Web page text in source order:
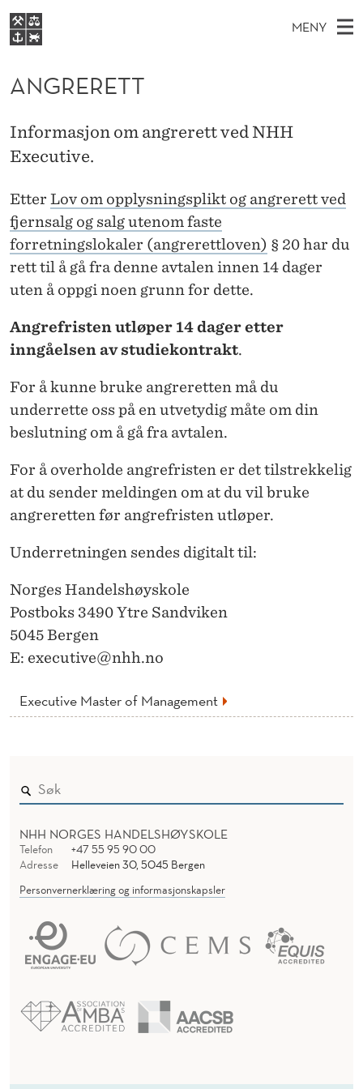
A
N
G
R
E
R
E
T
T
MENY
O
E
D
E
N
Y
VIDEREUTDANNING
Ø
K
T
S
E
T
Forsiden
Forskning
Om NHH
Alumni
ANGRERETT
Informasjon om angrerett ved NHH
Executive.
Etter Lov om opplysningsplikt og angrerett ved
fjernsalg og salg utenom faste
forretningslokaler (angrerettloven) § 20 har du
rett til å gå fra denne avtalen innen 14 dager
uten å oppgi noen grunn for dette.
Angrefristen utløper 14 dager etter
inngåelsen av studiekontrakt.
For å kunne bruke angreretten må du
underrette oss på en utvetydig måte om din
beslutning om å gå fra avtalen.
For å overholde angrefristen er det tilstrekkelig
at du sender meldingen om at du vil bruke
angreretten før angrefristen utløper.
Underretningen sendes digitalt til:
Norges Handelshøyskole
Postboks 3490 Ytre Sandviken
5045 Bergen
E: executive@nhh.no
Executive Master of Management
NHH NORGES HANDELSHØYSKOLE
Telefon
+47 55 95 90 00
Adresse
Helleveien 30, 5045 Bergen
Personvernerklæring og informasjonskapsler